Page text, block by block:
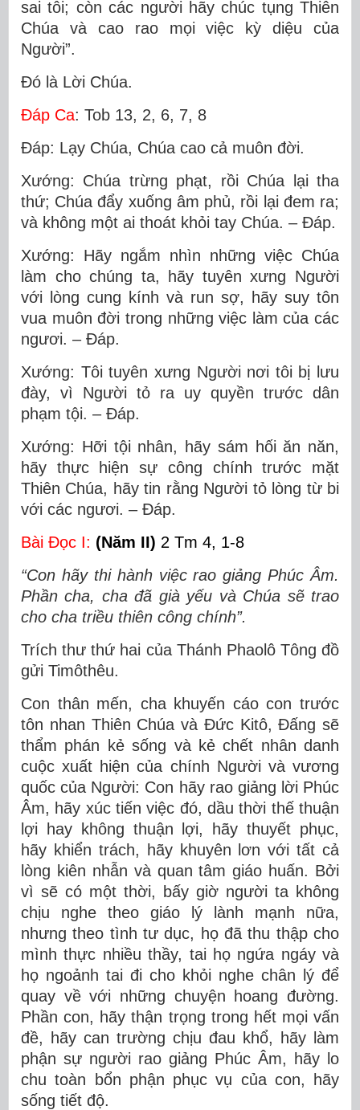
sai tôi; còn các người hãy chúc tụng Thiên
Chúa và cao rao mọi việc kỳ diệu của
Người”.
Ðó là Lời Chúa.
Ðáp Ca: Tob 13, 2, 6, 7, 8
Ðáp: Lạy Chúa, Chúa cao cả muôn đời.
Xướng: Chúa trừng phạt, rồi Chúa lại tha
thứ; Chúa đẩy xuống âm phủ, rồi lại đem ra;
và không một ai thoát khỏi tay Chúa. – Ðáp.
Xướng: Hãy ngắm nhìn những việc Chúa
làm cho chúng ta, hãy tuyên xưng Người
với lòng cung kính và run sợ, hãy suy tôn
vua muôn đời trong những việc làm của các
ngươi. – Ðáp.
Xướng: Tôi tuyên xưng Người nơi tôi bị lưu
đày, vì Người tỏ ra uy quyền trước dân
phạm tội. – Ðáp.
Xướng: Hỡi tội nhân, hãy sám hối ăn năn,
hãy thực hiện sự công chính trước mặt
Thiên Chúa, hãy tin rằng Người tỏ lòng từ bi
với các ngươi. – Ðáp.
Bài Ðọc I: (Năm II) 2 Tm 4, 1-8
“Con hãy thi hành việc rao giảng Phúc Âm.
Phần cha, cha đã già yếu và Chúa sẽ trao
cho cha triều thiên công chính”.
Trích thư thứ hai của Thánh Phaolô Tông đồ
gửi Timôthêu.
Con thân mến, cha khuyến cáo con trước
tôn nhan Thiên Chúa và Ðức Kitô, Ðấng sẽ
thẩm phán kẻ sống và kẻ chết nhân danh
cuộc xuất hiện của chính Người và vương
quốc của Người: Con hãy rao giảng lời Phúc
Âm, hãy xúc tiến việc đó, dầu thời thế thuận
lợi hay không thuận lợi, hãy thuyết phục,
hãy khiển trách, hãy khuyên lơn với tất cả
lòng kiên nhẫn và quan tâm giáo huấn. Bởi
vì sẽ có một thời, bấy giờ người ta không
chịu nghe theo giáo lý lành mạnh nữa,
nhưng theo tình tư dục, họ đã thu thập cho
mình thực nhiều thầy, tai họ ngứa ngáy và
họ ngoảnh tai đi cho khỏi nghe chân lý để
quay về với những chuyện hoang đường.
Phần con, hãy thận trọng trong hết mọi vấn
đề, hãy can trường chịu đau khổ, hãy làm
phận sự người rao giảng Phúc Âm, hãy lo
chu toàn bổn phận phục vụ của con, hãy
sống tiết độ.